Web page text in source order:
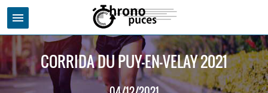
menu
CORRIDA DU PUY-EN-VELAY 2021